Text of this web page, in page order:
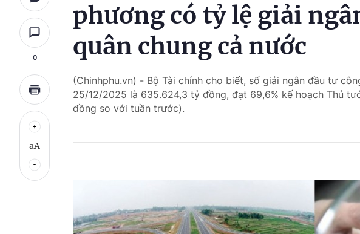
0
aA
phương có tỷ lệ giải
quân chung cả nước
(Chinhphu.vn) - Bộ Tài chính cho biết, số giải ngân đầu tư
25/12/2025 là 635.624,3 tỷ đồng, đạt 69,6% kế hoạch Thủ
đồng so với tuần trước).